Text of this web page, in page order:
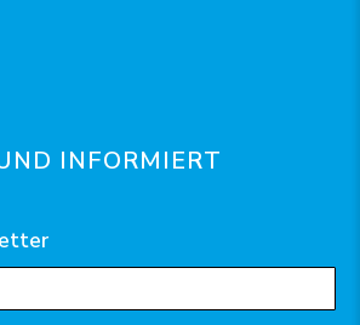
INFORMIERT